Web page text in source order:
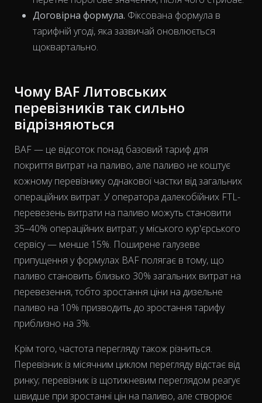
The chart has 2 Y axes displaying % and EUR/L.
Договірна формула. Фіксована формула в
тарифній угоді, яка зазвичай оновлюється
щоквартально.
Чому BAF Литовських
перевізників так сильно
відрізняються
BAF — це відсоток понад базовий тариф для
покриття витрат на паливо, але паливо не коштує
кожному перевізнику однаковоїчастки від загальних
операційних витрат. У оператора далекобійних FTL-
перевезень витрати на паливо можуть становити
35–40% операційних витрат; у міського кур'єрського
сервісу — менше 15%. Поширене галузеве
припущення у формулах BAF полягає в тому, що
паливо становить близько 30% загальних витрат на
перевезення, тобто зростання ціни на дизельне
паливо на 10% призводить до зростання тарифу
приблизно на 3%.
Крім того, частота перегляду також різниться.
Перевізник із місячним циклом перегляду відстає від
ринку; перевізник із щотижневим переглядом реагує
швидше при зростанні цін на паливо, але створює